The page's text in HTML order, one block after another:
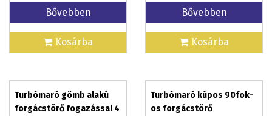
Bővebben
Kosárba
Bővebben
Kosárba
Turbómaró gömb alakú
forgácstörő fogazással 4
Turbómaró kúpos 90fok-
os forgácstörő